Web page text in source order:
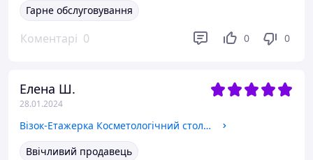
Гарне обслуговування
Коментарі 0 0 0
Елена Ш.
28.01.2024
Візок-Етажерка Косметологічний столик для манікюру і салонів краси "ТК-Міні"
Ввічливий продавець